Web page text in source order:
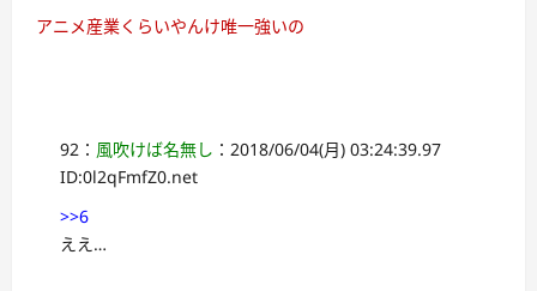
アニメ産業くらいやんけ唯一強いの
92： 風吹けば名無し ：2018/06/04(月) 03:24:39.97
ID:0l2qFmfZ0.net
>>6
ええ…